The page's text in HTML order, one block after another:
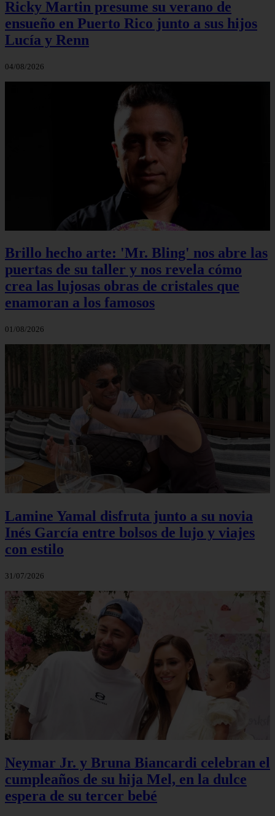
Ricky Martin presume su verano de
ensueño en Puerto Rico junto a sus hijos
Lucía y Renn
04/08/2026
Brillo hecho arte: 'Mr. Bling' nos abre las
puertas de su taller y nos revela cómo
crea las lujosas obras de cristales que
enamoran a los famosos
01/08/2026
Lamine Yamal disfruta junto a su novia
Inés García entre bolsos de lujo y viajes
con estilo
31/07/2026
Neymar Jr. y Bruna Biancardi celebran el
cumpleaños de su hija Mel, en la dulce
espera de su tercer bebé